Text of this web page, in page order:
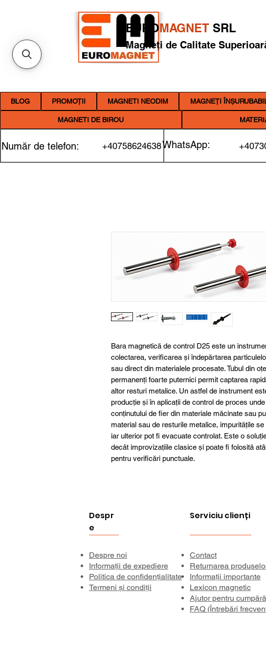
EUROMAGNET SRL
Magneți de Calitate
BLOG PROMOȚII MAGNETI NEODIM MAGNEȚI
MAGNETI DE BIROU
Număr de telefon: +40758624638WhatsApp:
Bara magnetică de control D25 este un
colectarea, verificarea și îndepărtarea
sau direct din materialele procesate. Tubul din
permanenți foarte puternici permit captarea
altor resturi metalice. Un astfel de instrument
producție și în aplicații de control de proces
conținutului de fier din materiale măcinate sau
material sau de resturile metalice, impuritățile
iar ulterior pot fi evacuate controlat. Este o
decât improvizațiile clasice și poate fi folosită
pentru verificări punctuale.
Despr
e
Despre noi
Informații de expediere
Politica de confidențialitate
Termeni și condiții
Serviciu clienți
Contact
Returnarea
Informații importante
Lexicon magnetic
Ajutor pentru
FAQ (Întrebări